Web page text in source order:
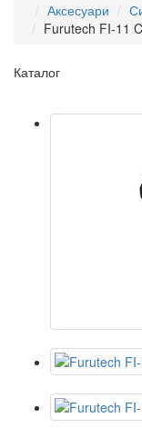
Аксесуари
Furutech FI-11
Каталог